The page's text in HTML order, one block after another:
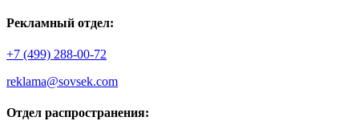
Рекламный отдел:
+7 (499) 288-00-72
reklama@sovsek.com
Отдел распространения: